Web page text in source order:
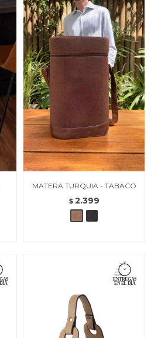
MATERA TURQUIA - TABACO
$ 2.399